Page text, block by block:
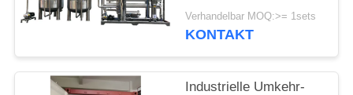
Schulcampus-Umkehr-
Osmose-Wasser-Filter
Verhandelbar MOQ:>= 1sets
KONTAKT
Industrielle Umkehr-